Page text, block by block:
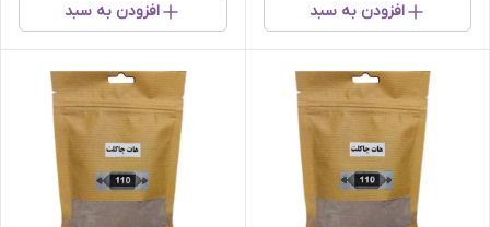
افزودن به سبد افزودن به سبد